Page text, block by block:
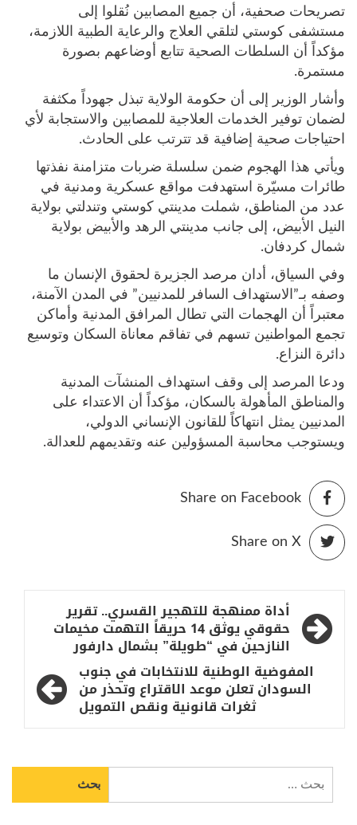
تصريحات صحفية، أن جميع المصابين نُقلوا إلى
مستشفى كوستي لتلقي العلاج والرعاية الطبية اللازمة،
مؤكداً أن السلطات الصحية تتابع أوضاعهم بصورة
مستمرة.
وأشار الوزير إلى أن حكومة الولاية تبذل جهوداً مكثفة
لضمان توفير الخدمات العلاجية للمصابين والاستجابة لأي
احتياجات صحية إضافية قد تترتب على الحادث.
ويأتي هذا الهجوم ضمن سلسلة ضربات متزامنة نفذتها
طائرات مسيّرة استهدفت مواقع عسكرية ومدنية في
عدد من المناطق، شملت مدينتي كوستي وتندلتي بولاية
النيل الأبيض، إلى جانب مدينتي الرهد والأبيض بولاية
شمال كردفان.
وفي السياق، أدان مرصد الجزيرة لحقوق الإنسان ما
وصفه بـ”الاستهداف السافر للمدنيين” في المدن الآمنة،
معتبراً أن الهجمات التي تطال المرافق المدنية وأماكن
تجمع المواطنين تسهم في تفاقم معاناة السكان وتوسيع
دائرة النزاع.
ودعا المرصد إلى وقف استهداف المنشآت المدنية
والمناطق المأهولة بالسكان، مؤكداً أن الاعتداء على
المدنيين يمثل انتهاكاً للقانون الإنساني الدولي،
ويستوجب محاسبة المسؤولين عنه وتقديمهم للعدالة.
Share on Facebook
Share on X
تصفّح
المقالات
أداة ممنهجة للتهجير القسري.. تقرير
حقوقي يوثق 14 حريقاً التهمت مخيمات
النازحين في “طويلة” بشمال دارفور
المفوضية الوطنية للانتخابات في جنوب
السودان تعلن موعد الاقتراع وتحذر من
ثغرات قانونية ونقص التمويل
عن: